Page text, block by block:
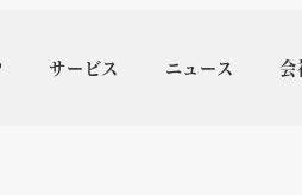
サービス ニュース 会